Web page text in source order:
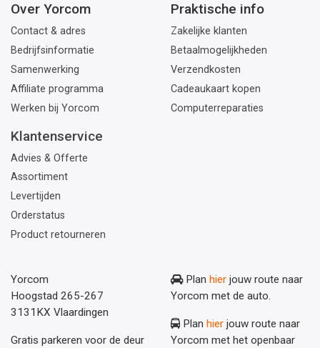
Over Yorcom
Contact & adres
Bedrijfsinformatie
Samenwerking
Affiliate programma
Werken bij Yorcom
Praktische info
Zakelijke klanten
Betaalmogelijkheden
Verzendkosten
Cadeaukaart kopen
Computerreparaties
Klantenservice
Advies & Offerte
Assortiment
Levertijden
Orderstatus
Product retourneren
Yorcom
Hoogstad 265-267
3131KX Vlaardingen
Gratis parkeren voor de deur
Plan hier jouw route naar
Yorcom met de auto.
Plan hier jouw route naar
Yorcom met het openbaar